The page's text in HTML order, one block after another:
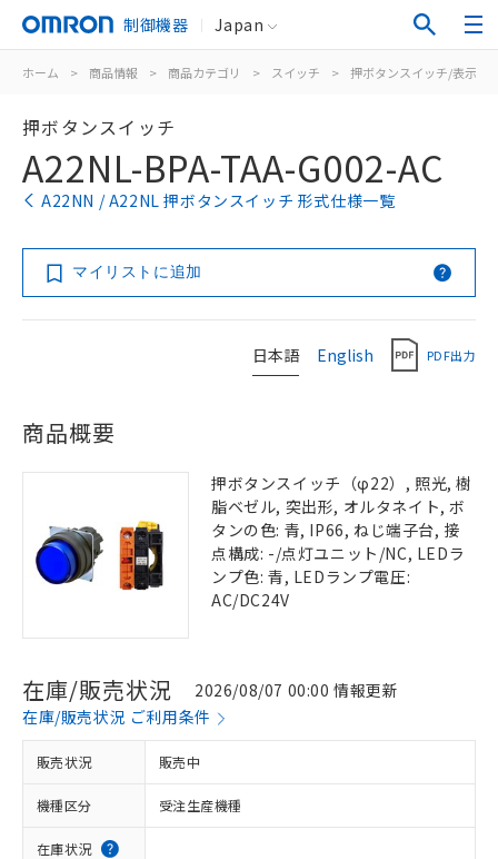
制御機器 Japan
ホーム > 商品情報 > 商品カテゴリ > スイッチ > 押ボタンスイッチ/表示灯
押ボタンスイッチ
A22NL-BPA-TAA-G002-AC
A22NN / A22NL 押ボタンスイッチ 形式仕様一覧
マイリストに追加
日本語 English PDF出力
商品概要
押ボタンスイッチ（φ22）, 照光, 樹
脂ベゼル, 突出形, オルタネイト, ボ
タンの色: 青, IP66, ねじ端子台, 接
点構成: -/点灯ユニット/NC, LEDラ
ンプ色: 青, LEDランプ電圧:
AC/DC24V
在庫/販売状況
2026/08/07 00:00 情報更新
在庫/販売状況 ご利用条件
販売状況 販売中
機種区分 受注生産機種
在庫状況